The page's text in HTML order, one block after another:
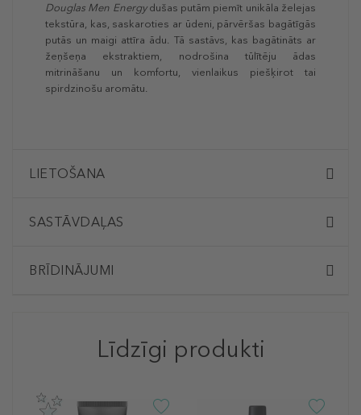
Douglas Men Energydušas putām piemīt unikāla želejas
tekstūra, kas, saskaroties ar ūdeni, pārvēršas bagātīgās
putās un maigi attīra ādu. Tā sastāvs, kas bagātināts ar
žeņšeņa ekstraktiem, nodrošina tūlītēju ādas
mitrināšanu un komfortu, vienlaikus piešķirot tai
spirdzinošu aromātu.
LIETOŠANA
SASTĀVDAĻAS
BRĪDINĀJUMI
Līdzīgi produkti